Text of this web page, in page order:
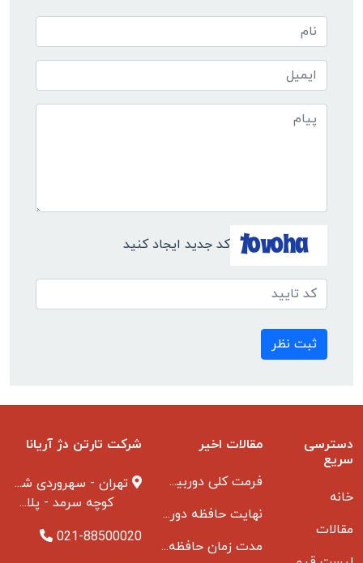
کد جدید ایجاد کنید
ثبت نظر
دسترسی
سریع
خانه
مقالات
مقالات اخیر
فرمت کلی دوربین مدار بسته
نهایت حافظه دوربین مدار بسته
مدت زمان حافظه دوربین مداربسته بانکها
شرکت تارتن دژ آریانا
تهران - سهروردی شمالی
کوچه سرمد - پلاک ۱ - طبقه ۳
021-88500020